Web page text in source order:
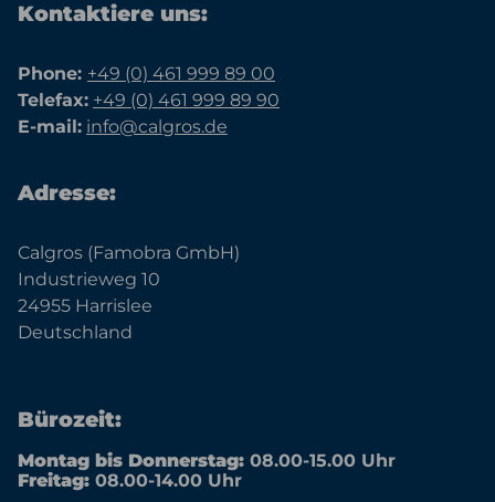
Kontaktiere uns:
Phone: +49 (0) 461 999 89 00
Telefax: +49 (0) 461 999 89 90
E-mail: info@calgros.de
Adresse:
Calgros (Famobra GmbH)
Industrieweg 10
24955 Harrislee
Deutschland
Bürozeit:
Montag bis Donnerstag: 08.00-15.00 Uhr
Freitag: 08.00-14.00 Uhr